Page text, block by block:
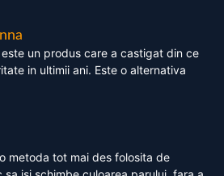
un produs care a castigat din ce
in ultimii ani. Este o alternativa
metoda tot mai des folosita de